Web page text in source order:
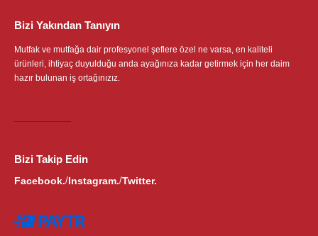
Bizi Yakından Tanıyın
Mutfak ve mutfağa dair profesyonel şeflere özel ne varsa, en kaliteli
ürünleri, ihtiyaç duyulduğu anda ayağınıza kadar getirmek için her daim
hazır bulunan iş ortağınızız.
Bizi Takip Edin
Facebook./Instagram./Twitter.